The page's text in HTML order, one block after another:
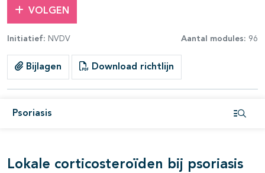
VOLGEN
Initiatief: NVDV Aantal modules: 96
Bijlagen Download richtlijn
Psoriasisopen- en dichtklappen
Lokale corticosteroïden bij psoriasis